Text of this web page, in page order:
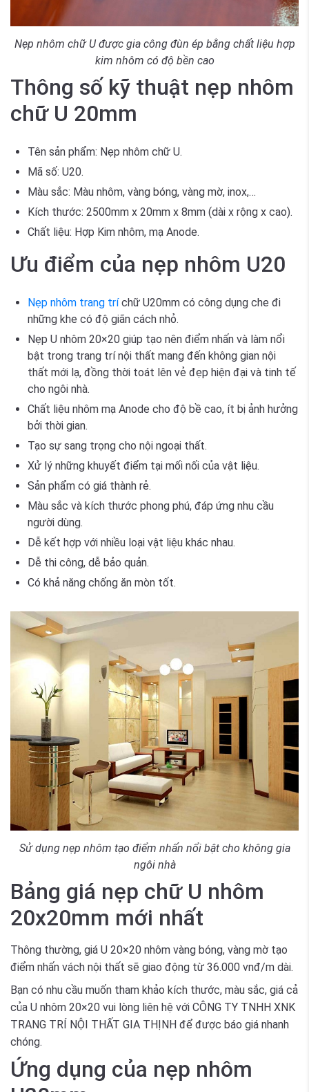
Nẹp nhôm chữ U được gia công đùn ép bằng chất liệu hợp
kim nhôm có độ bền cao
Thông số kỹ thuật nẹp nhôm
chữ U 20mm
Tên sản phẩm: Nẹp nhôm chữ U.
Mã số: U20.
Màu sắc: Màu nhôm, vàng bóng, vàng mờ, inox,…
Kích thước: 2500mm x 20mm x 8mm (dài x rộng x cao).
Chất liệu: Hợp Kim nhôm, mạ Anode.
Ưu điểm của nẹp nhôm U20
Nẹp nhôm trang tríchữ U20mm có công dụng che đi
những khe có độ giãn cách nhỏ.
Nẹp U nhôm 20×20 giúp tạo nên điểm nhấn và làm nổi
bật trong trang trí nội thất mang đến không gian nội
thất mới lạ, đồng thời toát lên vẻ đẹp hiện đại và tinh tế
cho ngôi nhà.
Chất liệu nhôm mạ Anode cho độ bề cao, ít bị ảnh hưởng
bởi thời gian.
Tạo sự sang trọng cho nội ngoại thất.
Xử lý những khuyết điểm tại mối nối của vật liệu.
Sản phẩm có giá thành rẻ.
Màu sắc và kích thước phong phú, đáp ứng nhu cầu
người dùng.
Dễ kết hợp với nhiều loại vật liệu khác nhau.
Dễ thi công, dễ bảo quản.
Có khả năng chống ăn mòn tốt.
Sử dụng nẹp nhôm tạo điểm nhấn nổi bật cho không gia
ngôi nhà
Bảng giá nẹp chữ U nhôm
20x20mm mới nhất
Thông thường, giá U 20×20 nhôm vàng bóng, vàng mờ tạo
điểm nhấn vách nội thất sẽ giao động từ 36.000 vnđ/m dài.
Bạn có nhu cầu muốn tham khảo kích thước, màu sắc, giá cả
của U nhôm 20×20 vui lòng liên hệ với CÔNG TY TNHH XNK
TRANG TRÍ NỘI THẤT GIA THỊNH để được báo giá nhanh
chóng.
Ứng dụng của nẹp nhôm